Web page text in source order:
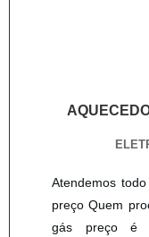
Atendemos
preço Quem
gás preço é